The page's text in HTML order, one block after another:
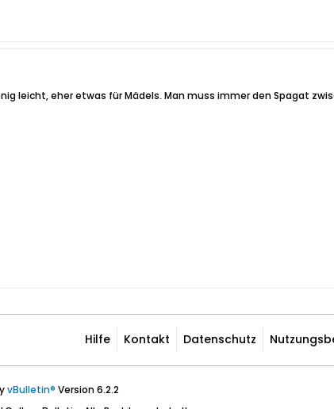
leicht, eher etwas für Mädels. Man muss immer den Spagat
Hilfe Kontakt Datenschutz
vBulletin® Version 6.2.2